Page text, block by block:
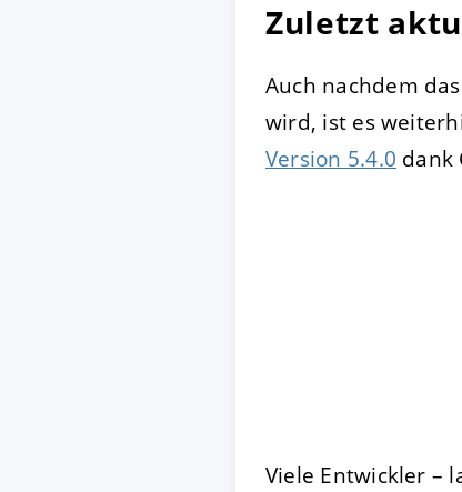
Zuletzt
Auch nachdem
wird, ist es
Version 5.4.0 dank
Viele Entwickler –